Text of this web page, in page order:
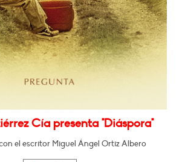
Cía presenta "Diáspora"
el escritor Miguel Ángel Ortiz Albero